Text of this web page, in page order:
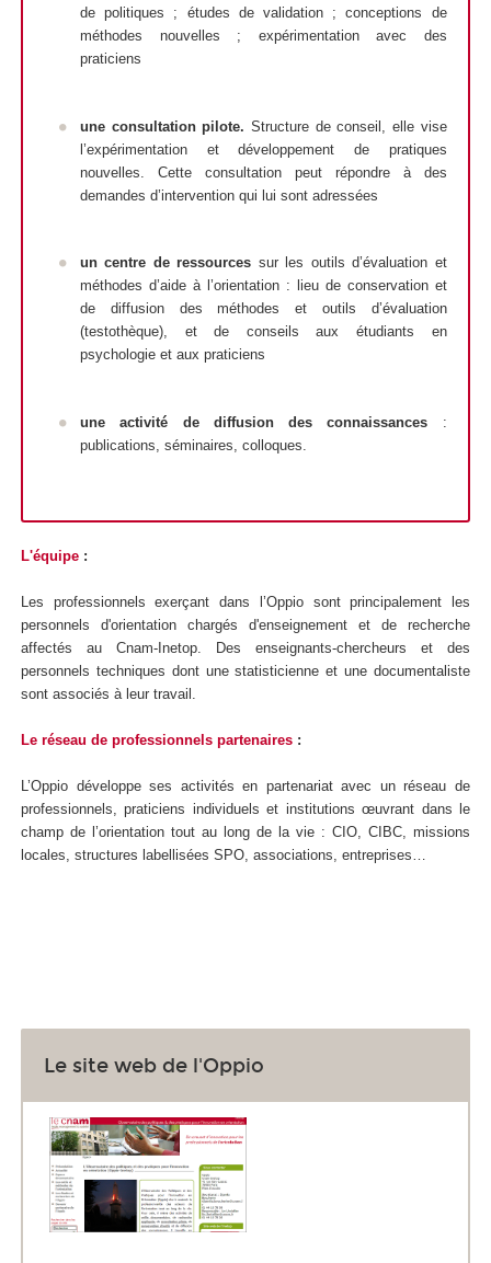
de politiques ; études de validation ; conceptions de
méthodes nouvelles ; expérimentation avec des
praticiens
une consultation pilote. Structure de conseil, elle vise
l’expérimentation et développement de pratiques
nouvelles. Cette consultation peut répondre à des
demandes d’intervention qui lui sont adressées
un centre de ressources sur les outils d’évaluation et
méthodes d’aide à l’orientation : lieu de conservation et
de diffusion des méthodes et outils d’évaluation
(testothèque), et de conseils aux étudiants en
psychologie et aux praticiens
une activité de diffusion des connaissances :
publications, séminaires, colloques.
L'équipe :
Les professionnels exerçant dans l’Oppio sont principalement les
personnels d'orientation chargés d'enseignement et de recherche
affectés au Cnam-Inetop. Des enseignants-chercheurs et des
personnels techniques dont une statisticienne et une documentaliste
sont associés à leur travail.
Le réseau de professionnels partenaires :
L’Oppio développe ses activités en partenariat avec un réseau de
professionnels, praticiens individuels et institutions œuvrant dans le
champ de l’orientation tout au long de la vie : CIO, CIBC, missions
locales, structures labellisées SPO, associations, entreprises…
Le site web de l'Oppio